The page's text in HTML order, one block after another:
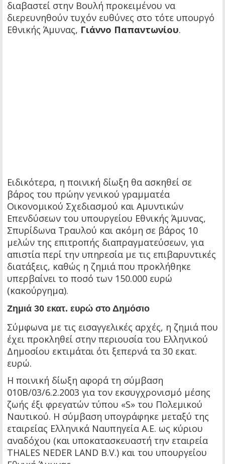
διαβαστεί στην Βουλή προκειμένου να
διερευνηθούν τυχόν ευθύνες στο τότε υπουργό
Εθνικής Άμυνας, Γιάννο Παπαντωνίου.
Ειδικότερα, η ποινική δίωξη θα ασκηθεί σε
βάρος του πρώην γενικού γραμματέα
Οικονομικού Σχεδιασμού και Αμυντικών
Επενδύσεων του υπουργείου Εθνικής Άμυνας,
Σπυρίδωνα Τραυλού και ακόμη σε βάρος 10
μελών της επιτροπής διαπραγματεύσεων, για
απιστία περί την υπηρεσία με τις επιβαρυντικές
διατάξεις, καθώς η ζημιά που προκλήθηκε
υπερβαίνει το ποσό των 150.000 ευρώ
(κακούργημα).
Ζημιά 30 εκατ. ευρώ στο Δημόσιο
Σύμφωνα με τις εισαγγελικές αρχές, η ζημιά που
έχει προκληθεί στην περιουσία του Ελληνικού
Δημοσίου εκτιμάται ότι ξεπερνά τα 30 εκατ.
ευρώ.
Η ποινική δίωξη αφορά τη σύμβαση
010Β/03/6.2.2003 για τον εκσυγχρονισμό μέσης
ζωής έξι φρεγατών τύπου «S» του Πολεμικού
Ναυτικού. Η σύμβαση υπογράφηκε μεταξύ της
εταιρείας Ελληνικά Ναυπηγεία Α.Ε. ως κύριου
αναδόχου (και υποκατασκευαστή την εταιρεία
THALES NEDER LAND B.V.) και του υπουργείου